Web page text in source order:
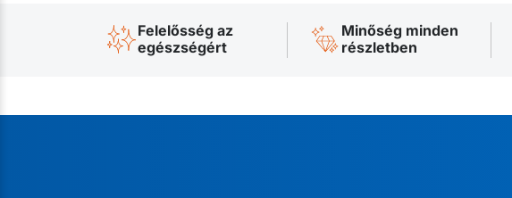
Felelősség az
egészségért
Minőség minden
részletben